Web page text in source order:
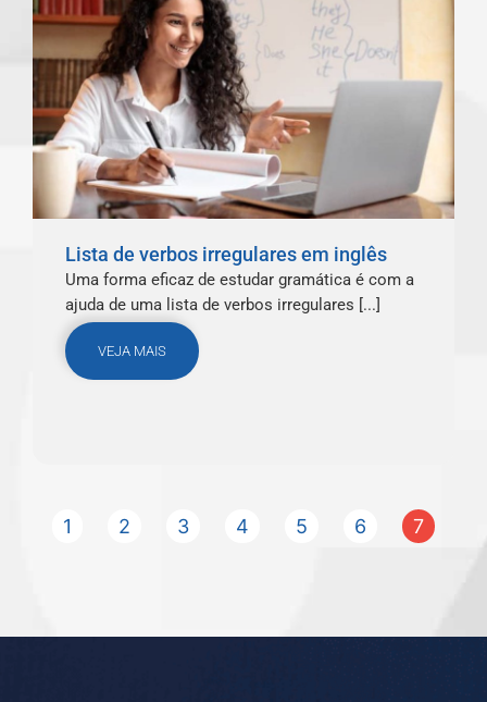
Lista de verbos irregulares em inglês
Uma forma eficaz de estudar gramática é com a
ajuda de uma lista de verbos irregulares [...]
VEJA MAIS
1 2 3 4 5 6 7